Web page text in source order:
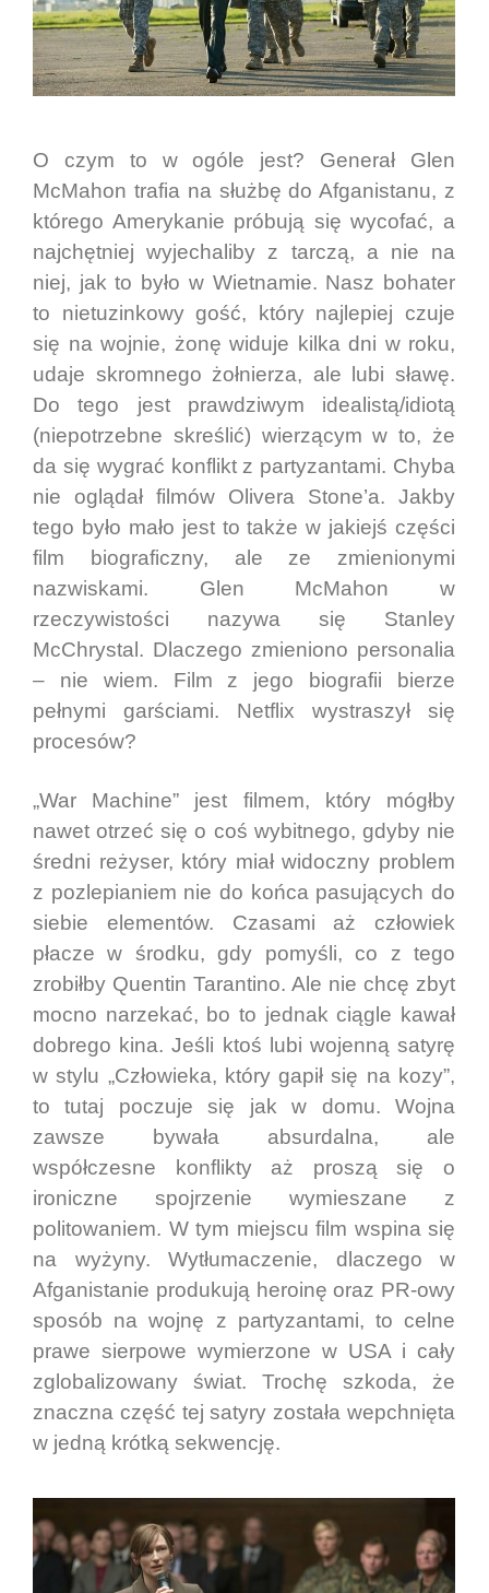
O czym to w ogóle jest? Generał Glen
McMahon trafia na służbę do Afganistanu, z
którego Amerykanie próbują się wycofać, a
najchętniej wyjechaliby z tarczą, a nie na
niej, jak to było w Wietnamie. Nasz bohater
to nietuzinkowy gość, który najlepiej czuje
się na wojnie, żonę widuje kilka dni w roku,
udaje skromnego żołnierza, ale lubi sławę.
Do tego jest prawdziwym idealistą/idiotą
(niepotrzebne skreślić) wierzącym w to, że
da się wygrać konflikt z partyzantami. Chyba
nie oglądał filmów Olivera Stone’a. Jakby
tego było mało jest to także w jakiejś części
film biograficzny, ale ze zmienionymi
nazwiskami. Glen McMahon w
rzeczywistości nazywa się Stanley
McChrystal. Dlaczego zmieniono personalia
– nie wiem. Film z jego biografii bierze
pełnymi garściami. Netflix wystraszył się
procesów?
„War Machine” jest filmem, który mógłby
nawet otrzeć się o coś wybitnego, gdyby nie
średni reżyser, który miał widoczny problem
z pozlepianiem nie do końca pasujących do
siebie elementów. Czasami aż człowiek
płacze w środku, gdy pomyśli, co z tego
zrobiłby Quentin Tarantino. Ale nie chcę zbyt
mocno narzekać, bo to jednak ciągle kawał
dobrego kina. Jeśli ktoś lubi wojenną satyrę
w stylu „Człowieka, który gapił się na kozy”,
to tutaj poczuje się jak w domu. Wojna
zawsze bywała absurdalna, ale
współczesne konflikty aż proszą się o
ironiczne spojrzenie wymieszane z
politowaniem. W tym miejscu film wspina się
na wyżyny. Wytłumaczenie, dlaczego w
Afganistanie produkują heroinę oraz PR-owy
sposób na wojnę z partyzantami, to celne
prawe sierpowe wymierzone w USA i cały
zglobalizowany świat. Trochę szkoda, że
znaczna część tej satyry została wepchnięta
w jedną krótką sekwencję.